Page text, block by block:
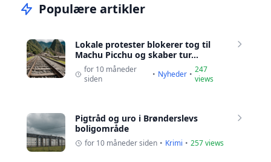
Populære artikler
Lokale protester blokerer tog til
Machu Picchu og skaber tur...
for 10 måneder
siden
• Nyheder • 247
views
Pigtråd og uro i Brønderslevs
boligområde
for 10 måneder siden • Krimi • 257 views